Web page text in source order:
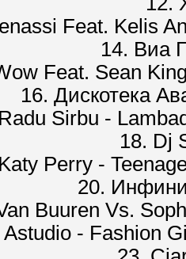
Feat. Kelis
14. Виа
Feat. Sean
16. Дискотека
Sirbu -
18. Dj
Perry -
20.
Buuren Vs.
Astudio - Fashion